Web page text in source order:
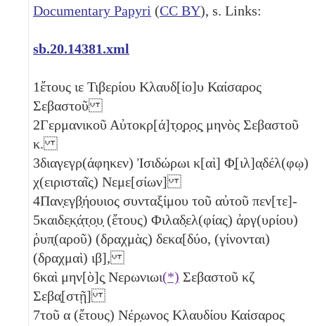
Documentary Papyri (CC BY), s. Links:
sb.20.14381.xml
1ἔτους ιε Τιβερίου Κλαυδ[ίο]υ Καίσαρος
Σεβαστοῦ
2Γερμανικοῦ Αὐτοκρ[ά]τ̣ο̣ρ̣ο̣ς̣ μηνὸς Σεβαστοῦ
κ.
3διαγεγρ(άφηκεν) Ἰσιδώρωι κ[αὶ] Φ̣[ιλ]α̣δέλ(φῳ)
χ(ειρισταῖς) Νεμε[σίων]
4Παν̣εγβ̣ήουιος συνταξίμου τοῦ αὐτοῦ πεν[τε]-
5καιδε̣κ̣ά̣τ̣ο̣υ̣ (ἔτους) Φιλαδ̣ελ(φίας) ἀργ(υρίου)
ῥυπ̣(αροῦ) (δραχμὰς) δεκα[δύο, (γίνονται)
(δραχμαὶ) ιβ],
6καὶ μην[ὸ]ς̣ Νερωνιωι(*) Σεβαστοῦ κζ
Σεβα̣[στῇ]
7τοῦ α (ἔτους) Νέρ̣ωνος Κλαυδίου Καίσαρος